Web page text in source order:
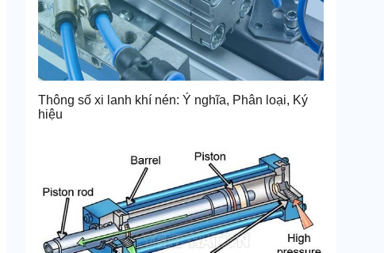
Thông số xi lanh khí nén: Ý nghĩa, Phân loại, Ký
hiệu